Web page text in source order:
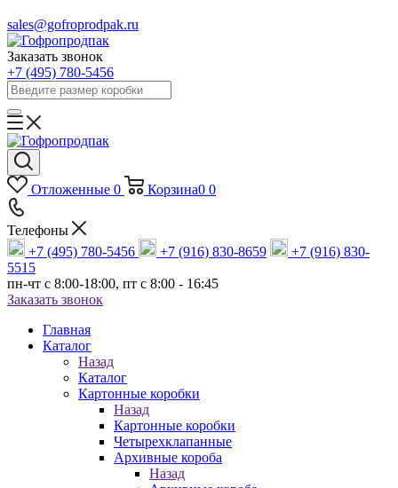
sales@gofroprodpak.ru
Заказать звонок
+7 (495) 780-5456
Отложенные 0 Корзина0 0
Телефоны
+7 (495) 780-5456
+7 (916) 830-8659
+7 (916) 830-
5515
пн-чт c 8:00-18:00, пт с 8:00 - 16:45
Заказать звонок
Главная
Каталог
Назад
Каталог
Картонные коробки
Назад
Картонные коробки
Четырехклапанные
Архивные короба
Назад